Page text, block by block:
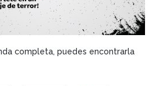
completa, puedes encontrarla